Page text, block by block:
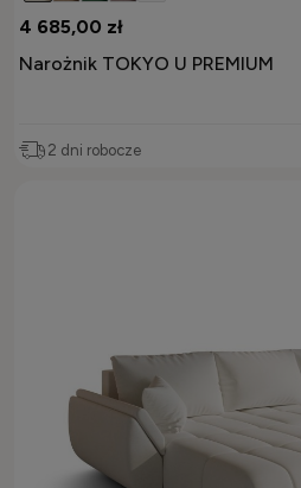
4 685,00 zł
Narożnik TOKYO U PREMIUM
2 dni robocze